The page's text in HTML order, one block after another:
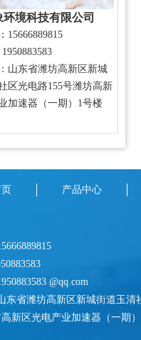
环境科技有限公司
15666889815
山东省潍坊高新区新城
区光电路155号潍坊高新
加速器（一期）1号楼
产品中心
@qq.com
东省潍坊高新区新城街道玉清
高新区光电产业加速器（一期